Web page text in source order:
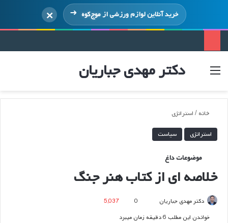
خرید آنلاین لوازم ورزشی ازموج‌کوه ×
دکتر مهدی جباریان منو ورود
خانه / استراتژی
استراتژی سیاست
موضوعات داغ
خلاصه ای از کتاب هنر جنگ
دکتر مهدی جباریان
ارسال0
5,037
خواندن این مطلب 6 دقیقه زمان میبرد